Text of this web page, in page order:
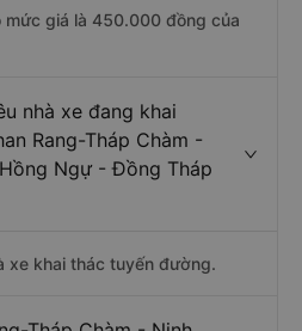
mức giá là 450.000 đồng của
nhà xe đang khai
Rang-Tháp Chàm -
Ngự - Đồng Tháp
xe khai thác tuyến đường.